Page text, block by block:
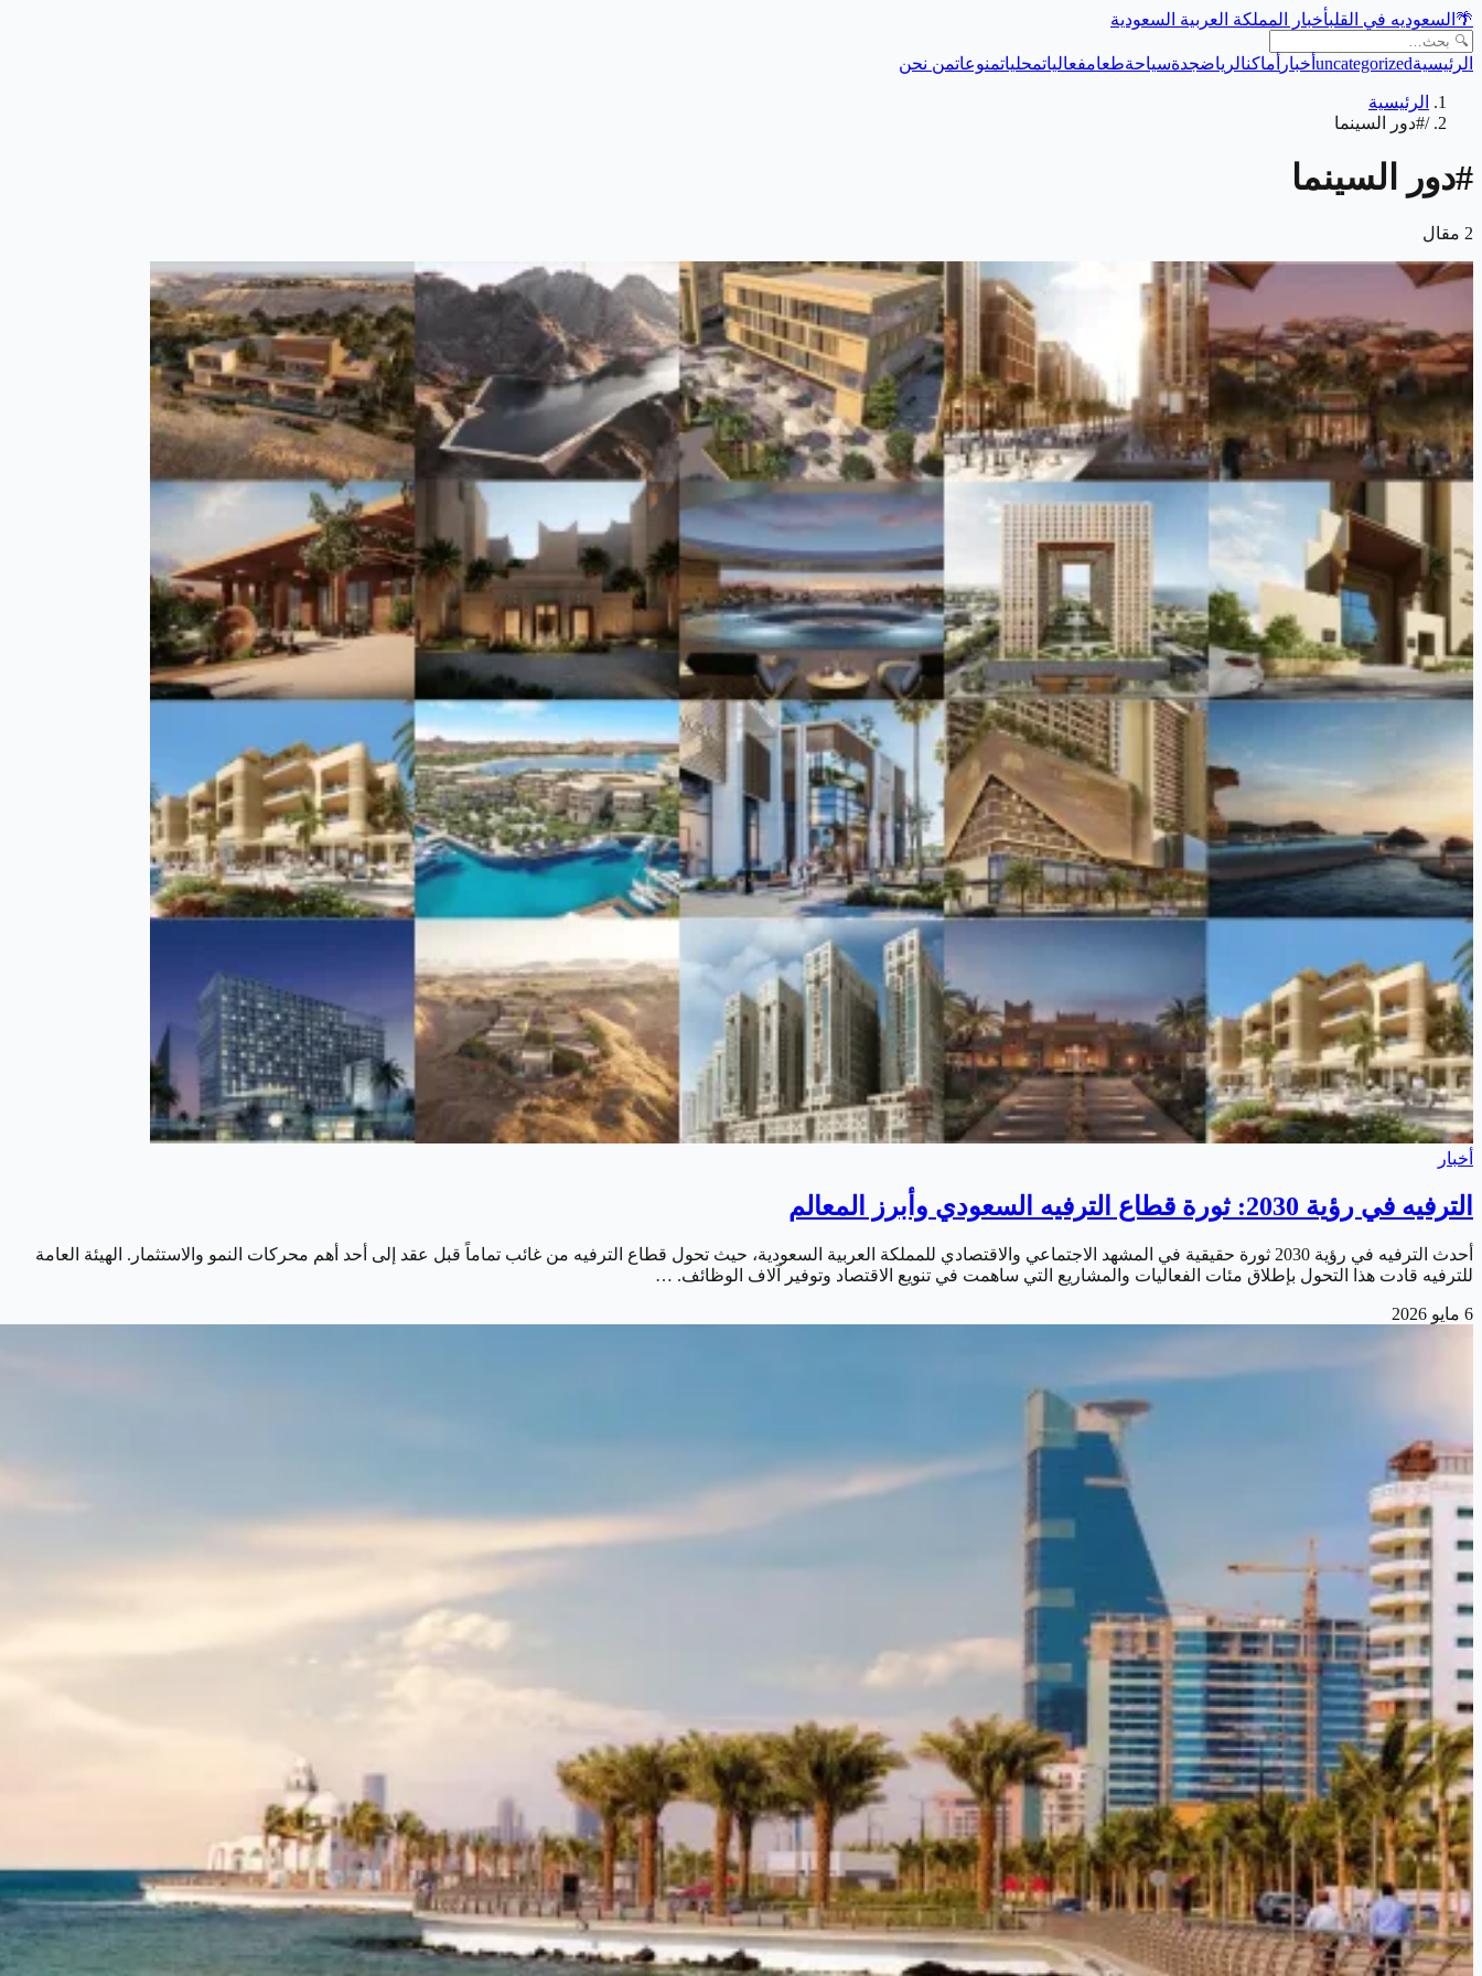
🌴 السعوديه في القلبأخبار المملكة العربية السعودية
الرئيسيةuncategorized أخبار أماكنالرياضجدةسياحةطعامفعالياتمحلياتمنوعاتمن نحن
الرئيسية
/#دور السينما
#دور السينما
2 مقال
أخبار
الترفيه في رؤية 2030: ثورة قطاع الترفيه السعودي وأبرز المعالم
أحدث الترفيه في رؤية 2030 ثورة حقيقية في المشهد الاجتماعي والاقتصادي للمملكة العربية السعودية، حيث تحول قطاع الترفيه من غائب تماماً قبل عقد إلى أحد أهم محركات النمو والاستثمار. الهيئة العامة
للترفيه قادت هذا التحول بإطلاق مئات الفعاليات والمشاريع التي ساهمت في تنويع الاقتصاد وتوفير آلاف الوظائف. …
6 مايو 2026